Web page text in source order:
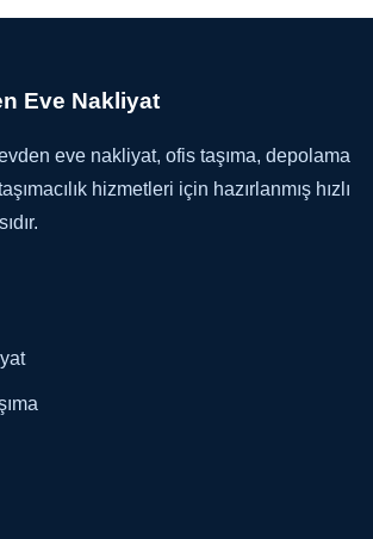
Eve Nakliyat
eve nakliyat, ofis taşıma, depolama
hizmetleri için hazırlanmış hızlı